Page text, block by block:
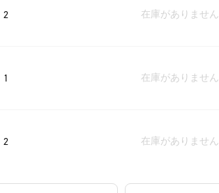
2 在庫がありません
1 在庫がありません
2 在庫がありません